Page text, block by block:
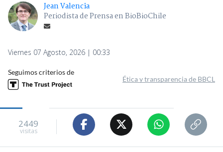
Jean Valencia
Periodista de Prensa en BioBioChile
Viernes 07 Agosto, 2026 | 00:33
Seguimos criterios de
Ética y transparencia de BBCL
2449
visitas